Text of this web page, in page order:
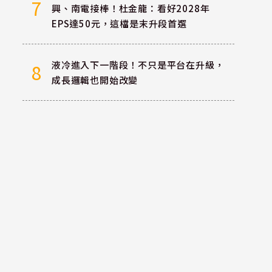
7
興、南電接棒！杜金龍：看好2028年
EPS達50元，這檔是末升段首選
8
液冷進入下一階段！不只是平台在升級，
成長邏輯也開始改變